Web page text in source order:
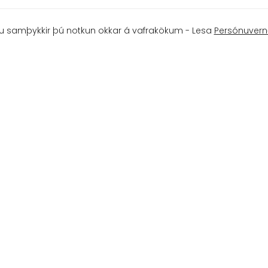
þú notkun okkar á vafrakökum - Lesa